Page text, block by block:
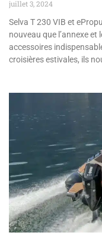
juillet 3, 2024
Selva T 230 VIB et
nouveau que l’annexe
accessoires
croisières estivales, ils